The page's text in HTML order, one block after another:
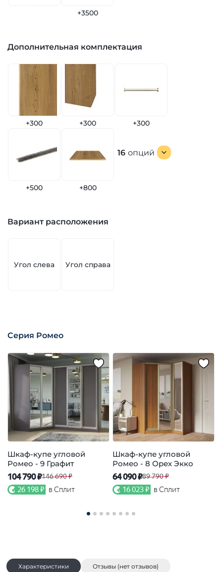
+3500
Дополнительная комплектация
+300 +300 +300
+500 +800
16 опций
Вариант расположения
Угол слева Угол справа
Серия Ромео
Шкаф-купе угловой
Ромео - 9 Графит
104 790 ₽146 690 ₽
26 198 ₽ в Сплит
Шкаф-купе угловой
Ромео - 8 Орех Экко
64 090 ₽89 790 ₽
16 023 ₽ в Сплит
Характеристики Отзывы (нет отзывов)